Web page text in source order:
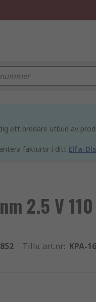
ett bredare utbud av
fakturor i ditt Elfa-
2.5 V
Tillv. art.nr: KPA-